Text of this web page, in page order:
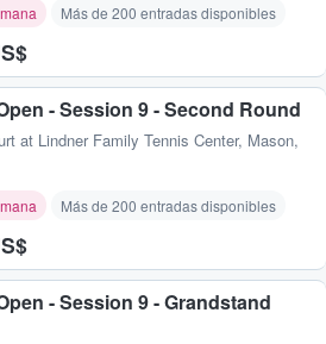
Más de 200 entradas disponibles
- Session 9 - Second Round
at Lindner Family Tennis Center, Mason,
Más de 200 entradas disponibles
- Session 9 - Grandstand